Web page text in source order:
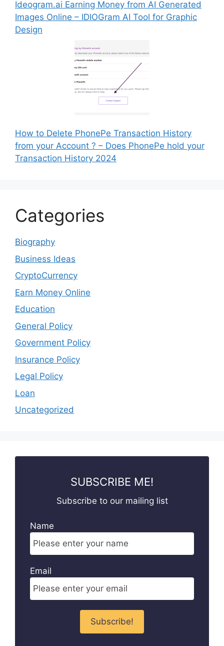
Ideogram.ai Earning Money from AI Generated
Images Online – IDIOGram AI Tool for Graphic
Design
How to Delete PhonePe Transaction History
from your Account ? – Does PhonePe hold your
Transaction History 2024
Categories
Biography
Business Ideas
CryptoCurrency
Earn Money Online
Education
General Policy
Government Policy
Insurance Policy
Legal Policy
Loan
Uncategorized
SUBSCRIBE ME!
Subscribe to our mailing list
Name
Email